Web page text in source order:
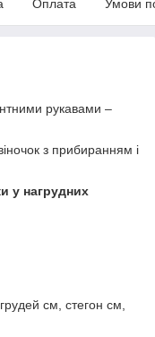
Оплата Умови
рукавами –
з прибиранням і
у нагрудних
см, стегон см,